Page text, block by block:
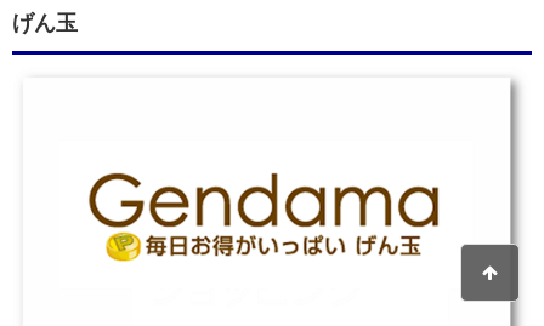
げん玉